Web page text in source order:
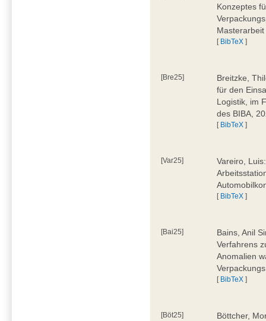
Konzeptes
[ BibTeX ]
[Bre25]
Breitzke,
für den
Logistik, im
des BIBA,
[ BibTeX ]
[Var25]
Vareiro,
[ BibTeX ]
[Bai25]
Bains, Anil
Verfahrens
Anomalien
[ BibTeX ]
[Böt25]
Böttcher,